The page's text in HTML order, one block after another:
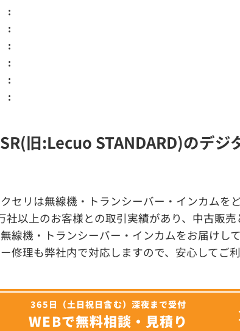
旧:Lecuo STANDARD)のデ
セリは無線機・トランシーバー・インカムを
社以上のお客様との取引実績があり、中古販
線機・トランシーバー・インカムをお届けし
修理も弊社内で対応しますので、安心してご利
365日（土日祝日含む）深夜まで受付
WEBで無料相談・見積り